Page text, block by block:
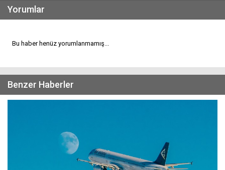
Yorumlar
Bu haber henüz yorumlanmamış...
Benzer Haberler